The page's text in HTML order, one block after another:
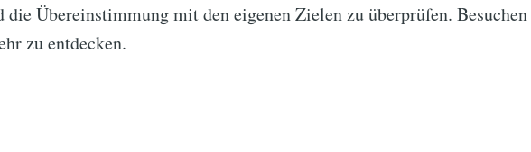
die Übereinstimmung mit den eigenen Zielen zu überprüfen. Besuchen
zu entdecken.